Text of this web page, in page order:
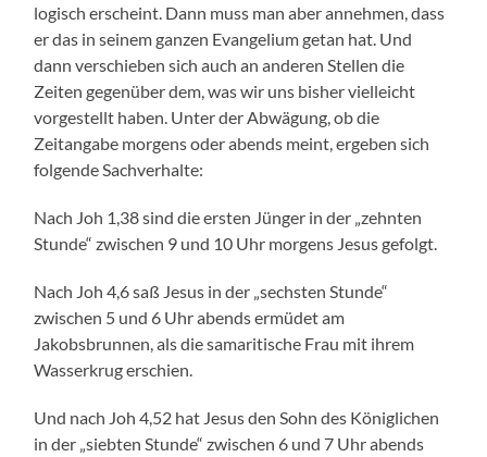
logisch erscheint. Dann muss man aber annehmen, dass
er das in seinem ganzen Evangelium getan hat. Und
dann verschieben sich auch an anderen Stellen die
Zeiten gegenüber dem, was wir uns bisher vielleicht
vorgestellt haben. Unter der Abwägung, ob die
Zeitangabe morgens oder abends meint, ergeben sich
folgende Sachverhalte:
Nach Joh 1,38 sind die ersten Jünger in der „zehnten
Stunde“ zwischen 9 und 10 Uhr morgens Jesus gefolgt.
Nach Joh 4,6 saß Jesus in der „sechsten Stunde“
zwischen 5 und 6 Uhr abends ermüdet am
Jakobsbrunnen, als die samaritische Frau mit ihrem
Wasserkrug erschien.
Und nach Joh 4,52 hat Jesus den Sohn des Königlichen
in der „siebten Stunde“ zwischen 6 und 7 Uhr abends